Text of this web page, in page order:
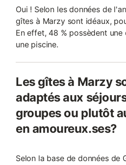
Oui ! Selon les données de
gîtes à Marzy sont idéaux,
En effet, 48 % possèdent une
une piscine.
Les gîtes à Marzy
adaptés aux
groupes ou plutôt
en amoureux.ses?
Selon la base de données de